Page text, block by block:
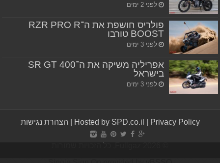
לפני 2 ימים
פולריס חושפת את ה־RZR PRO R
BOOST טורבו
לפני 3 ימים
אפריליה משיקה את ה־SR GT 400
בישראל
לפני 3 ימים
Hosted by SPD.co.il Privacy Policy הצהרת נגישות